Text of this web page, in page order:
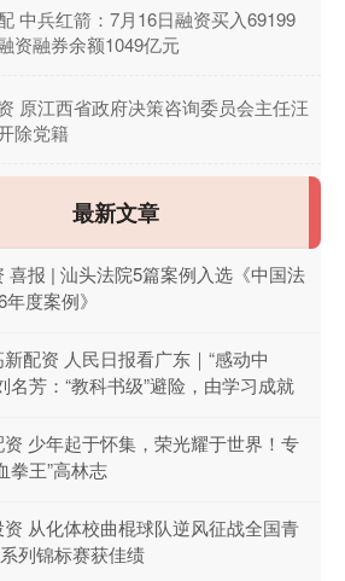
中兵红箭：7月16日融资买入69199
资融券余额1049亿元
原江西省政府决策咨询委员会主任汪
除党籍
最新文章
喜报 | 汕头法院5篇案例入选《中国法
度案例》
配资 人民日报看广东｜“感动中
名芳：“教科书级”避险，由学习成就
资 少年起于怀集，荣光耀于世界！专
拳王”高林志
资 从化体校曲棍球队逆风征战全国青
列锦标赛获佳绩